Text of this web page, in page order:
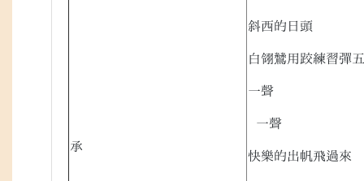
承
斜西的日頭
白翎鷥用跤練習彈
一聲
一聲
快樂的出帆飛過來